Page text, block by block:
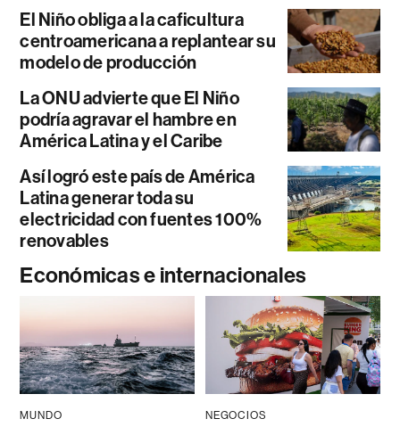
El Niño obliga a la caficultura
centroamericana a replantear su
modelo de producción
La ONU advierte que El Niño
podría agravar el hambre en
América Latina y el Caribe
Así logró este país de América
Latina generar toda su
electricidad con fuentes 100%
renovables
Económicas e internacionales
MUNDO NEGOCIOS